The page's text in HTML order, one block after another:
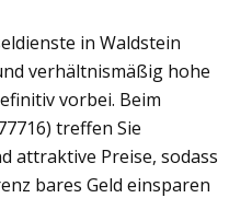
in Waldstein
verhältnismäßig hohe
vorbei. Beim
treffen Sie
attraktive Preise, sodass
bares Geld einsparen